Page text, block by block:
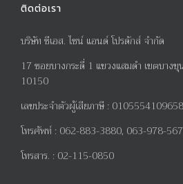
ติดต่อเรา
บริษัท ซีเอส. ไซน์ แอนด์ โปรดักส์ จำกัด
17ซอยบางกระดี่ 1 แขวงแสมดำ เขตบาง
10150
เลขประจำตัวผู้เสียภาษี : 0105554109658
โทรศัพท์ : 062-883-3880, 063-978-
โทรสาร. : 02-115-0850